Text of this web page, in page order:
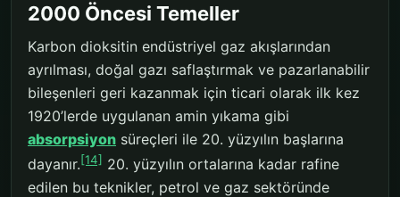
2000 Öncesi Temeller
Karbon dioksitin endüstriyel gaz akışlarından
ayrılması, doğal gazı saflaştırmak ve pazarlanabilir
bileşenleri geri kazanmak için ticari olarak ilk kez
1920’lerde uygulanan amin yıkama gibi
absorpsiyon süreçleri ile 20. yüzyılın başlarına
dayanır.[14] 20. yüzyılın ortalarına kadar rafine
edilen bu teknikler, petrol ve gaz sektöründe